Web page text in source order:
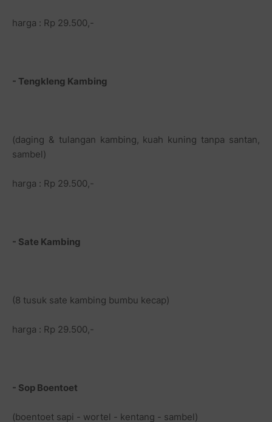
harga : Rp 29.500,-
- Tengkleng Kambing
(daging & tulangan kambing, kuah kuning tanpa santan,
sambel)
harga : Rp 29.500,-
- Sate Kambing
(8 tusuk sate kambing bumbu kecap)
harga : Rp 29.500,-
- Sop Boentoet
(boentoet sapi - wortel - kentang - sambel)